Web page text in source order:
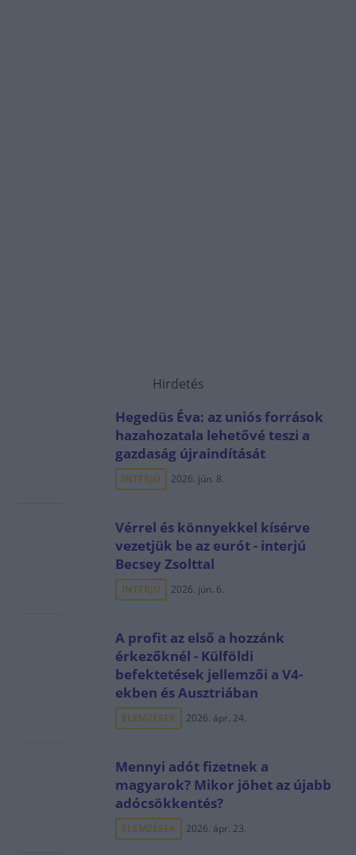
Hirdetés
Hegedüs Éva: az uniós források
hazahozatala lehetővé teszi a
gazdaság újraindítását
INTERJÚ 2026. jún. 8.
Vérrel és könnyekkel kísérve
vezetjük be az eurót - interjú
Becsey Zsolttal
INTERJÚ 2026. jún. 6.
A profit az első a hozzánk
érkezőknél - Külföldi
befektetések jellemzői a V4-
ekben és Ausztriában
ELEMZÉSEK 2026. ápr. 24.
Mennyi adót fizetnek a
magyarok? Mikor jöhet az újabb
adócsökkentés?
ELEMZÉSEK 2026. ápr. 23.